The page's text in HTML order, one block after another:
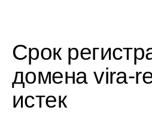
Срок
домена vira-
истек